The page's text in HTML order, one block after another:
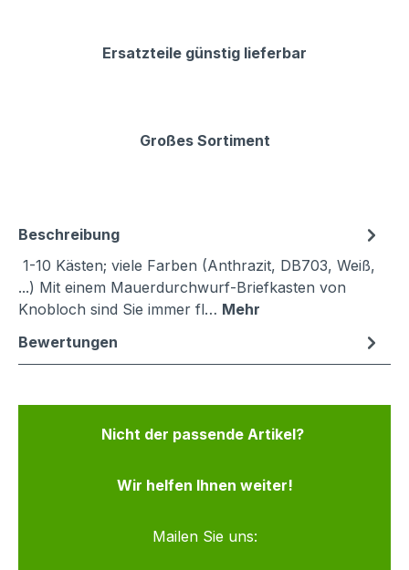
Ersatzteile günstig lieferbar
Großes Sortiment
Beschreibung
1-10 Kästen; viele Farben (Anthrazit, DB703, Weiß,
...) Mit einem Mauerdurchwurf-Briefkasten von
Knobloch sind Sie immer fl… Mehr
Bewertungen
Nicht der passende Artikel?
Wir helfen Ihnen weiter!
Mailen Sie uns: